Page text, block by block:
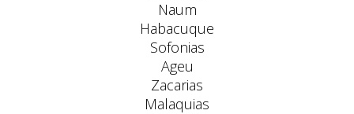
Naum
Habacuque
Sofonias
Ageu
Zacarias
Malaquias